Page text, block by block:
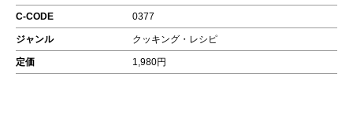
C-CODE 0377
ジャンル クッキング・レシピ
定価 1,980円